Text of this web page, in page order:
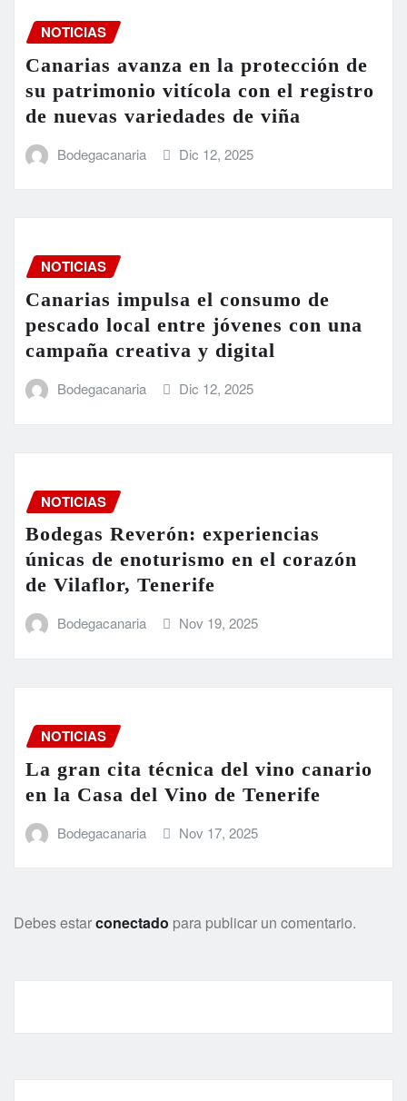
NOTICIAS
Canarias avanza en la protección de
su patrimonio vitícola con el registro
de nuevas variedades de viña
Bodegacanaria Dic 12, 2025
NOTICIAS
Canarias impulsa el consumo de
pescado local entre jóvenes con una
campaña creativa y digital
Bodegacanaria Dic 12, 2025
NOTICIAS
Bodegas Reverón: experiencias
únicas de enoturismo en el corazón
de Vilaflor, Tenerife
Bodegacanaria Nov 19, 2025
NOTICIAS
La gran cita técnica del vino canario
en la Casa del Vino de Tenerife
Bodegacanaria Nov 17, 2025
Debes estarconectado para publicar un comentario.